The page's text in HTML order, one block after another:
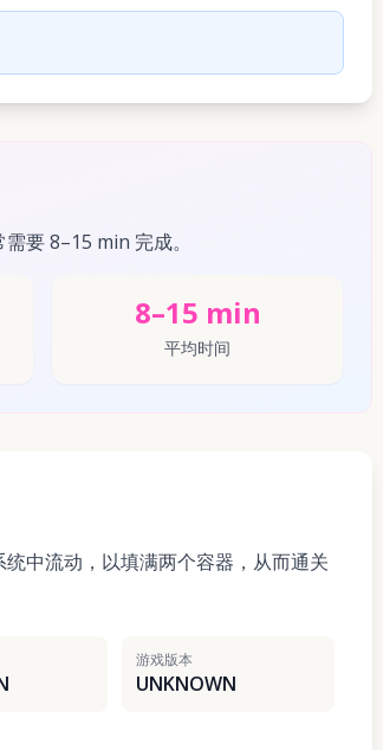
要 8–15 min 完成。
8–15 min
平均时间
中流动，以填满两个容器，从而通关
游戏版本
UNKNOWN